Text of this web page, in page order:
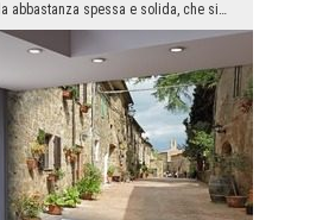
Il cavo è una corda abbastanza spessa e solida, che si trova al bordo della nave. Proprio grazie ...